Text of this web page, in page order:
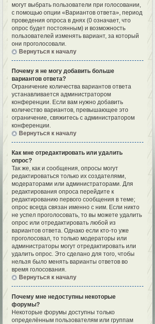
могут выбрать пользователи при голосовании,
с помощью опции «Вариантов ответа», период
проведения опроса в днях (0 означает, что
опрос будет постоянным) и возможность
пользователей изменять вариант, за который
они проголосовали.
Вернуться к началу
Почему я не могу добавить больше
вариантов ответа?
Ограничение количества вариантов ответа
устанавливается администратором
конференции. Если вам нужно добавить
количество вариантов, превышающее это
ограничение, свяжитесь с администратором
конференции.
Вернуться к началу
Как мне отредактировать или удалить
опрос?
Так же, как и сообщения, опросы могут
редактироваться только их создателями,
модераторами или администраторами. Для
редактирования опроса перейдите к
редактированию первого сообщения в теме;
опрос всегда связан именно с ним. Если никто
не успел проголосовать, то вы можете удалить
опрос или отредактировать любой из
вариантов ответа. Однако если кто-то уже
проголосовал, то только модераторы или
администраторы могут отредактировать или
удалить опрос. Это сделано для того, чтобы
нельзя было менять варианты ответов во
время голосования.
Вернуться к началу
Почему мне недоступны некоторые
форумы?
Некоторые форумы доступны только
определённым пользователям или группам